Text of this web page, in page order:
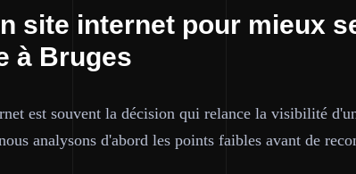
site internet pour mieux
à Bruges
est souvent la décision qui relance la visibilité
analysons d'abord les points faibles avant de